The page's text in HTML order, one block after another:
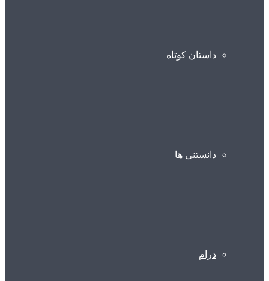
داستان کوتاه
دانستنی ها
درام